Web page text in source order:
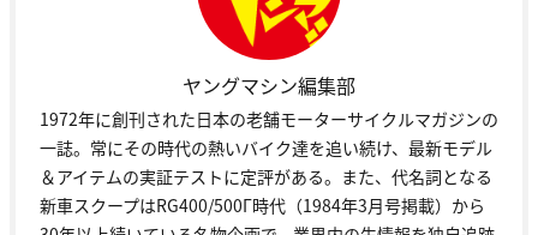
ヤングマシン編集部
1972年に創刊された日本の老舗モーターサイクルマガジンの
一誌。常にその時代の熱いバイク達を追い続け、最新モデル
＆アイテムの実証テストに定評がある。また、代名詞となる
新車スクープはRG400/500Γ時代（1984年3月号掲載）から